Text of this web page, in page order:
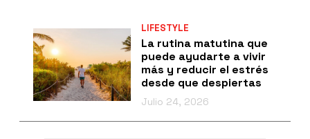
LIFESTYLE
La rutina matutina que
puede ayudarte a vivir
más y reducir el estrés
desde que despiertas
Julio 24, 2026